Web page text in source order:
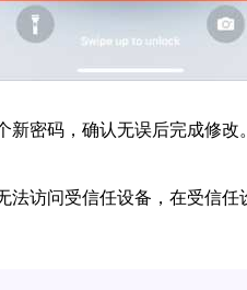
新密码，确认无误后完成修改。
法访问受信任设备，在受信任